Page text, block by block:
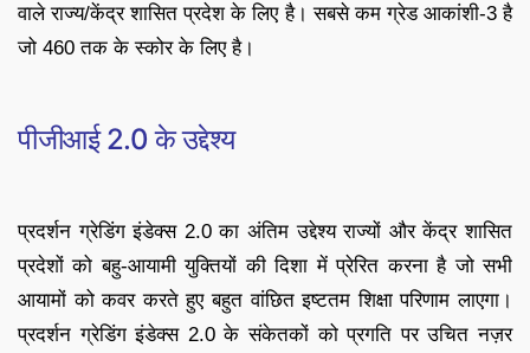
वाले राज्य/केंद्र शासित प्रदेश के लिए है। सबसे कम ग्रेड आकांशी-3 है
जो 460 तक के स्कोर के लिए है।
पीजीआई 2.0 के उद्देश्य
प्रदर्शन ग्रेडिंग इंडेक्स 2.0 का अंतिम उद्देश्य राज्यों और केंद्र शासित
प्रदेशों को बहु-आयामी युक्तियों की दिशा में प्रेरित करना है जो सभी
आयामों को कवर करते हुए बहुत वांछित इष्टतम शिक्षा परिणाम लाएगा।
प्रदर्शन ग्रेडिंग इंडेक्स 2.0 के संकेतकों को प्रगति पर उचित नज़र